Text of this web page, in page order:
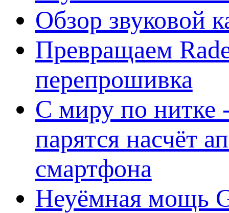
Обзор звуковой
Превращаем
перепрошивка
С миру по нитке
парятся насчёт
смартфона
Неуёмная мощь